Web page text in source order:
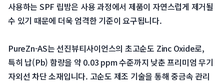
사용하는 SPF 립밤은 사용 과정에서 제품이 자연스럽게 제거될
수 있기 때문에 더욱 엄격한 기준이 요구됩니다.
PureZn-AS는 선진뷰티사이언스의 초고순도 Zinc Oxide로,
특히 납(Pb) 함량을 약 0.03 ppm 수준까지 낮춘 프리미엄 무기
자외선 차단 소재입니다. 고순도 제조 기술을 통해 중금속 관리